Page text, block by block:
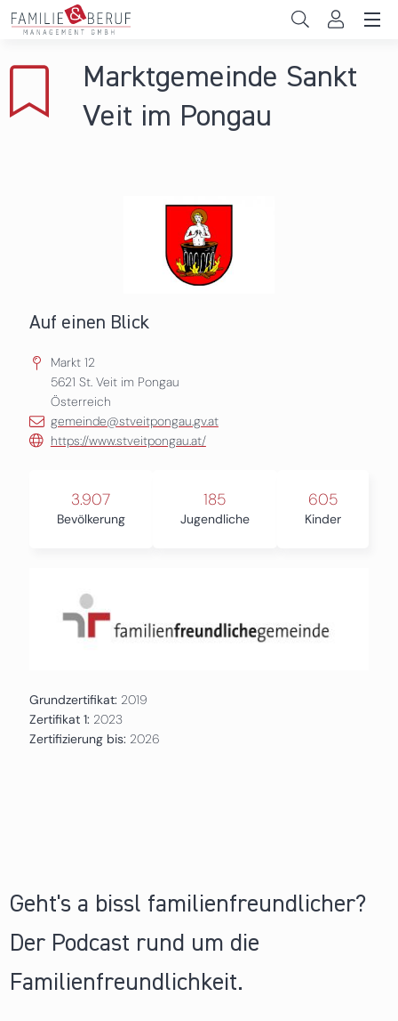
Direkt zum Inhalt
Gemeinden
Marktgemeinde Sankt
Veit im Pongau
Auf einen Blick
Markt 12
5621 St. Veit im Pongau
Österreich
gemeinde@stveitpongau.gv.at
https://www.stveitpongau.at/
3.907
Bevölkerung
185
Jugendliche
605
Kinder
Grundzertifikat: 2019
Zertifikat 1: 2023
Zertifizierung bis: 2026
Geht's a bissl familienfreundlicher?
Der Podcast rund um die
Familienfreundlichkeit.